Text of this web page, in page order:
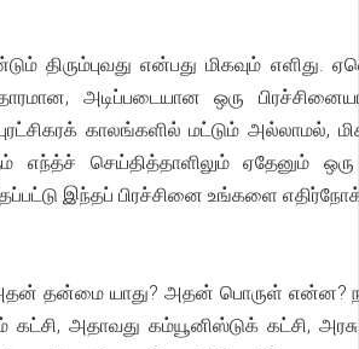
திரும்புவது என்பது மிகவும் எளிது.
அடிப்படையான ஒரு
காலங்களில் மட்டும் அல்லாமல்,
எந்த்ச் செய்தித்தாளிலும் ஏதேனும்
இந்தப் பிரச்சினை உங்களை
தன்மை யாது? அதன் பொருள் என்ன?
கட்சி, அதாவது கம்யூனிஸ்டுக் கட்சி,